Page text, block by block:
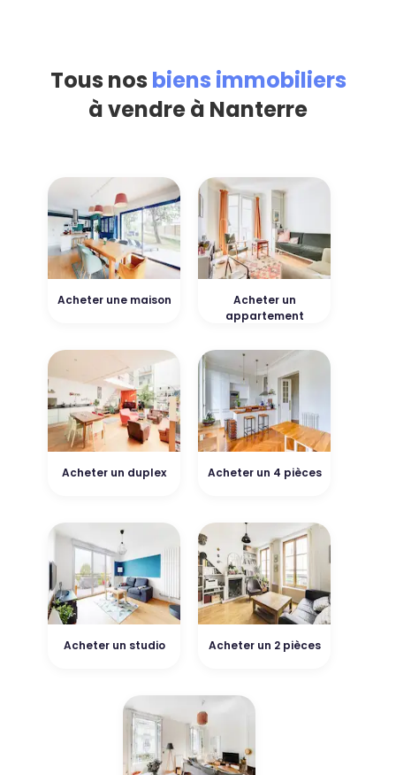
Tous nos biens immobiliers
à vendre à Nanterre
Acheter une maison
Acheter un
appartement
Acheter un duplex Acheter un 4 pièces
Acheter un studio Acheter un 2 pièces